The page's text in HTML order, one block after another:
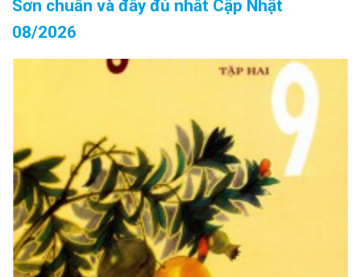
Sơn chuẩn và đầy đủ nhất Cập Nhật
08/2026